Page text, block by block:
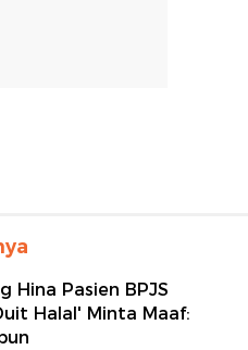
Hina Pasien BPJS
Halal' Minta Maaf: